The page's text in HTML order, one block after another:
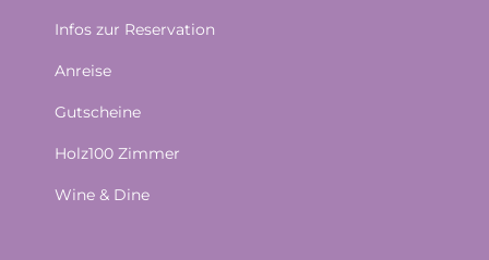
Infos zur Reservation
Anreise
Gutscheine
Holz100 Zimmer
Wine & Dine